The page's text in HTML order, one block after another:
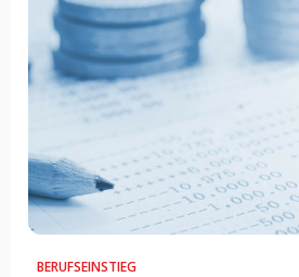
BERUFSEINSTIEG